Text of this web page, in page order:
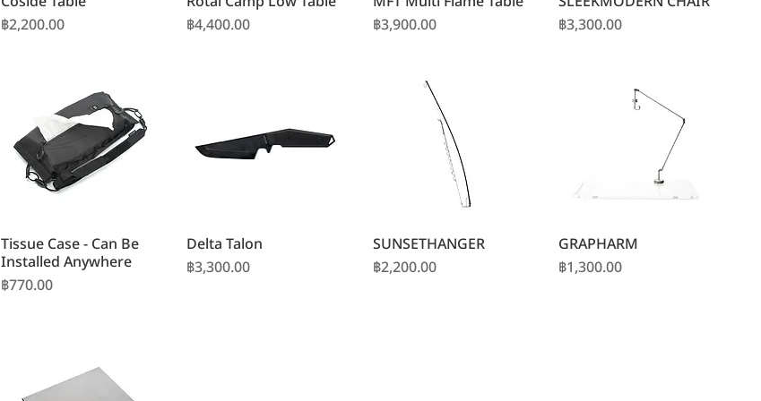
ราคา
฿2,200.00
ราคา
฿4,400.00
ราคา
฿3,900.00
ราคา
฿3,300.00
Tissue Case - Can Be
Installed Anywhere
ราคา
฿770.00
Delta Talon
ราคา
฿3,300.00
SUNSETHANGER
ราคา
฿2,200.00
GRAPHARM
ราคา
฿1,300.00